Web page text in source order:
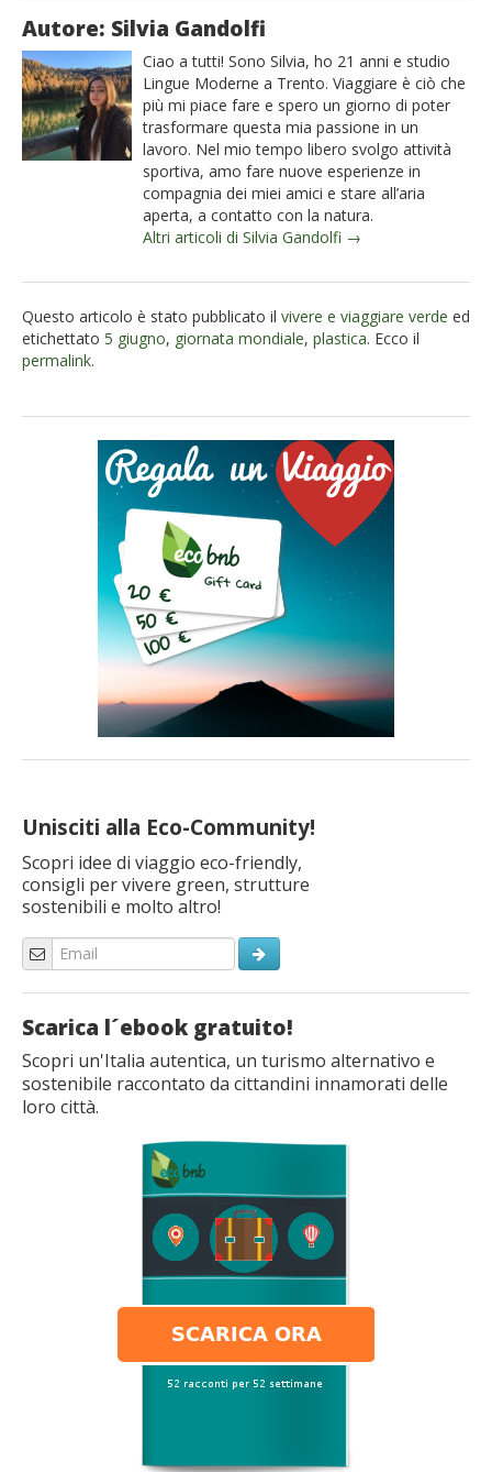
Autore: Silvia Gandolfi
Ciao a tutti! Sono Silvia, ho 21 anni e studio
Lingue Moderne a Trento. Viaggiare è ciò che
più mi piace fare e spero un giorno di poter
trasformare questa mia passione in un
lavoro. Nel mio tempo libero svolgo attività
sportiva, amo fare nuove esperienze in
compagnia dei miei amici e stare all’aria
aperta, a contatto con la natura.
Altri articoli di Silvia Gandolfi →
Questo articolo è stato pubblicato il vivere e viaggiare verde ed
etichettato 5 giugno, giornata mondiale, plastica. Ecco il
permalink.
Unisciti alla Eco-Community!
Scopri idee di viaggio eco-friendly,
consigli per vivere green, strutture
sostenibili e molto altro!
Scarica l´ebook gratuito!
Scopri un'Italia autentica, un turismo alternativo e
sostenibile raccontato da cittandini innamorati delle
loro città.